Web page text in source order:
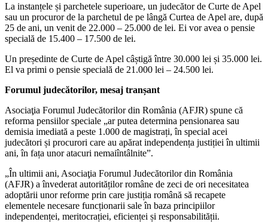
La instanțele și parchetele superioare, un judecător de Curte de Apel
sau un procuror de la parchetul de pe lângă Curtea de Apel are, după
25 de ani, un venit de 22.000 – 25.000 de lei. Ei vor avea o pensie
specială de 15.400 – 17.500 de lei.
Un președinte de Curte de Apel câștigă între 30.000 lei și 35.000 lei.
El va primi o pensie specială de 21.000 lei – 24.500 lei.
Forumul judecătorilor, mesaj tranșant
Asociaţia Forumul Judecătorilor din România (AFJR) spune că
reforma pensiilor speciale „ar putea determina pensionarea sau
demisia imediată a peste 1.000 de magistrați, în special acei
judecători și procurori care au apărat independența justiției în ultimii
ani, în fața unor atacuri nemaiîntâlnite”.
„În ultimii ani, Asociaţia Forumul Judecătorilor din România
(AFJR) a învederat autorităților române de zeci de ori necesitatea
adoptării unor reforme prin care justiția română să recapete
elementele necesare funcționarii sale în baza principiilor
independenței, meritocrației, eficienței și responsabilității.